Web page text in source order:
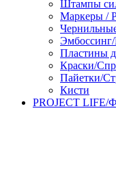
Штампы
Маркеры /
Пластины
Краски/
Пайетки/
Кисти
PROJECT